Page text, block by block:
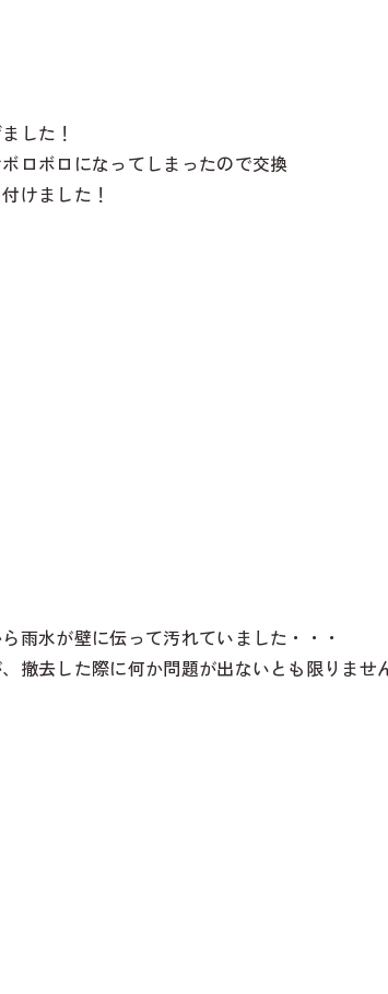
した！
ロボロになってしまったので交換
けました！
雨水が壁に伝って汚れていました・・・
撤去した際に何か問題が出ないとも限りませ